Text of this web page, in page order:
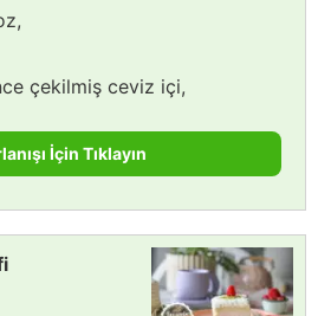
çekilmiş ceviz içi,
İçin Tıklayın